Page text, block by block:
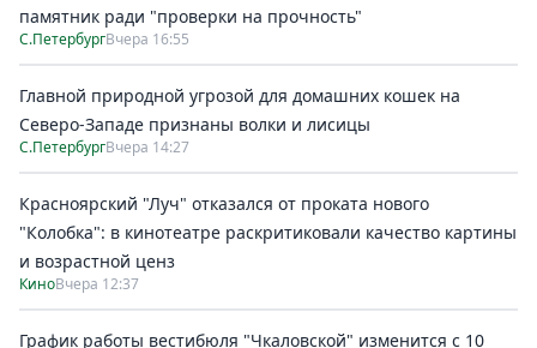
памятник ради "проверки на прочность"
С.ПетербургВчера 16:55
Главной природной угрозой для домашних кошек на
Северо-Западе признаны волки и лисицы
С.ПетербургВчера 14:27
Красноярский "Луч" отказался от проката нового
"Колобка": в кинотеатре раскритиковали качество картины
и возрастной ценз
КиноВчера 12:37
График работы вестибюля "Чкаловской" изменится с 10